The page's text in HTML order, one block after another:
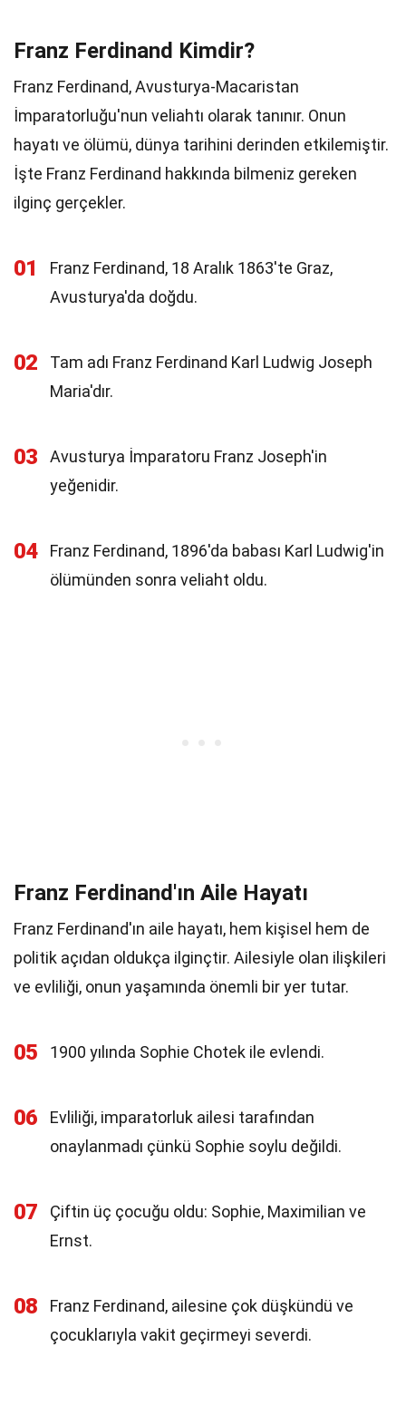
Franz Ferdinand Kimdir?
Franz Ferdinand, Avusturya-Macaristan
İmparatorluğu'nun veliahtı olarak tanınır. Onun
hayatı ve ölümü, dünya tarihini derinden etkilemiştir.
İşte Franz Ferdinand hakkında bilmeniz gereken
ilginç gerçekler.
01
Franz Ferdinand, 18 Aralık 1863'te Graz,
Avusturya'da doğdu.
02
Tam adı Franz Ferdinand Karl Ludwig Joseph
Maria'dır.
03
Avusturya İmparatoru Franz Joseph'in
yeğenidir.
04
Franz Ferdinand, 1896'da babası Karl Ludwig'in
ölümünden sonra veliaht oldu.
Franz Ferdinand'ın Aile Hayatı
Franz Ferdinand'ın aile hayatı, hem kişisel hem de
politik açıdan oldukça ilginçtir. Ailesiyle olan ilişkileri
ve evliliği, onun yaşamında önemli bir yer tutar.
05 1900 yılında Sophie Chotek ile evlendi.
06
Evliliği, imparatorluk ailesi tarafından
onaylanmadı çünkü Sophie soylu değildi.
07
Çiftin üç çocuğu oldu: Sophie, Maximilian ve
Ernst.
08
Franz Ferdinand, ailesine çok düşkündü ve
çocuklarıyla vakit geçirmeyi severdi.